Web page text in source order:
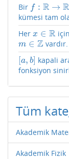
Bir f : R → R
f:R→R
kümesi tam
Her x ∈ R
x∈R
m ∈ Z
m∈Z
[a, b]
a,b] kapali
fonksiyon
Tüm
Akademik
Akademik Fizik